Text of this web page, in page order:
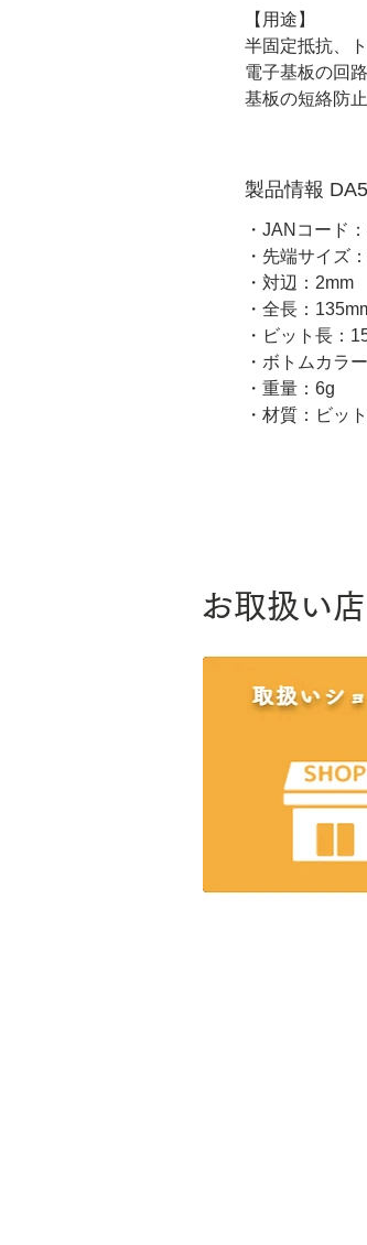
【用途】
半固定抵抗、
電子基板の回
基板の短絡防止
製品情報
・JANコード
・先端サイズ
・対辺：2mm
・全長：
・ビット長：
・ボトムカラ
・重量：6g
・材質：ビッ
お取扱い店